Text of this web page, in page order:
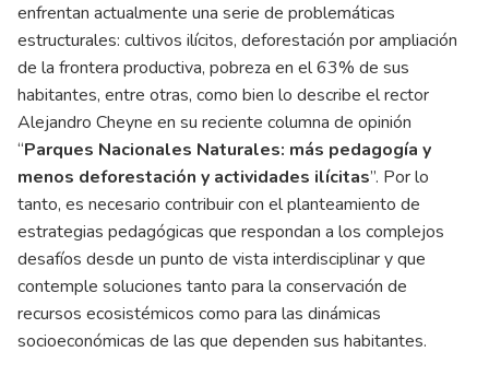
enfrentan actualmente una serie de problemáticas
estructurales: cultivos ilícitos, deforestación por ampliación
de la frontera productiva, pobreza en el 63% de sus
habitantes, entre otras, como bien lo describe el rector
Alejandro Cheyne en su reciente columna de opinión
“Parques Nacionales Naturales: más pedagogía y
menos deforestación y actividades ilícitas”. Por lo
tanto, es necesario contribuir con el planteamiento de
estrategias pedagógicas que respondan a los complejos
desafíos desde un punto de vista interdisciplinar y que
contemple soluciones tanto para la conservación de
recursos ecosistémicos como para las dinámicas
socioeconómicas de las que dependen sus habitantes.